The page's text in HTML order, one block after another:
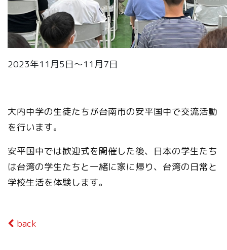
2023年11月5日～11月7日
大内中学の生徒たちが台南市の安平国中で交流活動
を行います。
安平国中では歓迎式を開催した後、日本の学生たち
は台湾の学生たちと一緒に家に帰り、台湾の日常と
学校生活を体験します。
back